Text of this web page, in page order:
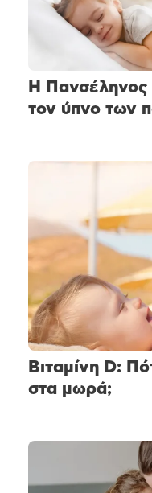
Η Πανσέληνος
τον ύπνο των
Βιταμίνη D:
στα μωρά;